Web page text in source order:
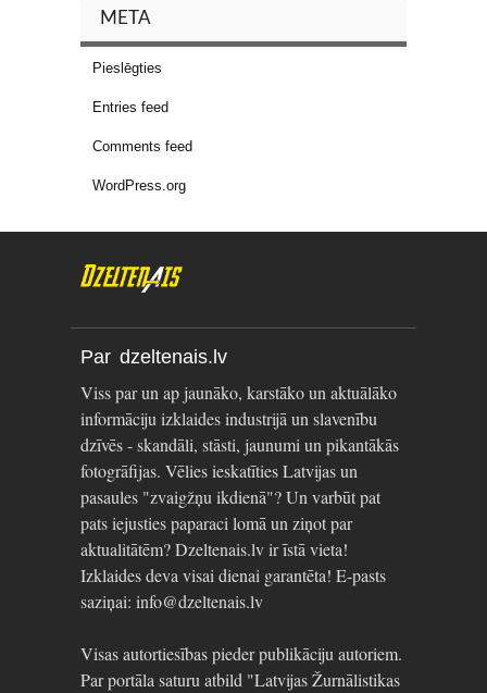
META
Pieslēgties
Entries feed
Comments feed
WordPress.org
Par dzeltenais.lv
Viss par un ap jaunāko, karstāko un aktuālāko
informāciju izklaides industrijā un slavenību
dzīvēs - skandāli, stāsti, jaunumi un pikantākās
fotogrāfijas. Vēlies ieskatīties Latvijas un
pasaules "zvaigžņu ikdienā"? Un varbūt pat
pats iejusties paparaci lomā un ziņot par
aktualitātēm? Dzeltenais.lv ir īstā vieta!
Izklaides deva visai dienai garantēta! E-pasts
saziņai: info@dzeltenais.lv
Visas autortiesības pieder publikāciju autoriem.
Par portāla saturu atbild "Latvijas Žurnālistikas